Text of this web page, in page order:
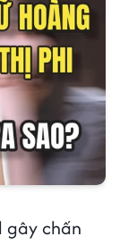
gây chấn